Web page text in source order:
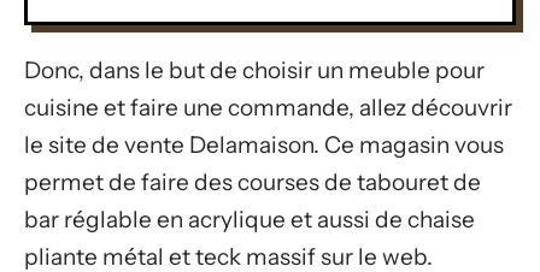
Donc, dans le but de choisir un meuble pour
cuisine et faire une commande, allez découvrir
le site de vente Delamaison. Ce magasin vous
permet de faire des courses de tabouret de
bar réglable en acrylique et aussi de chaise
pliante métal et teck massif sur le web.